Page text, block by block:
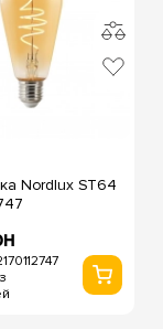
Nordlux ST64